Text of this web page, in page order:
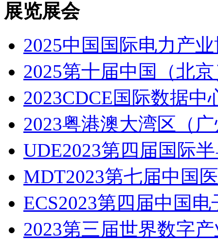
展览展会
2025中国国际电力产
2025第十届中国（北
2023CDCE国际数据
2023粤港澳大湾区（
UDE2023第四届国际
MDT2023第七届中国
ECS2023第四届中国
2023第三届世界数字